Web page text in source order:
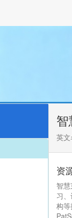
英
资
智
习
构